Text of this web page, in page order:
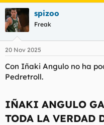
spizoo
Freak
20 Nov 2025
Con Iñaki Angulo no ha
Pedretroll.
IÑAKI ANGULO
TODA LA VERDAD